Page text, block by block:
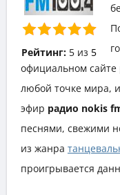
Рейтинг: 5из 5
официальном сайте
любой точке мира,
эфир радио nokis
песнями, свежими
из жанра
проигрывается